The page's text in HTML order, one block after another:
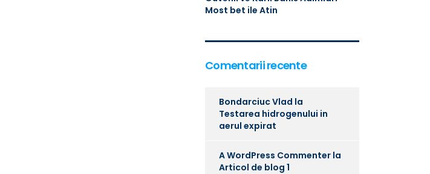
Most bet ile Atin
Comentarii recente
Bondarciuc Vlad la
Testarea hidrogenului in
aerul expirat
A WordPress Commenter la
Articol de blog 1